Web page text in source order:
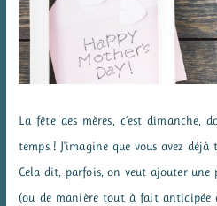
La fête des mères, c’est dimanche,
temps ! J’imagine que vous avez
Cela dit, parfois, on veut ajouter
(ou de manière tout à fait anticipée